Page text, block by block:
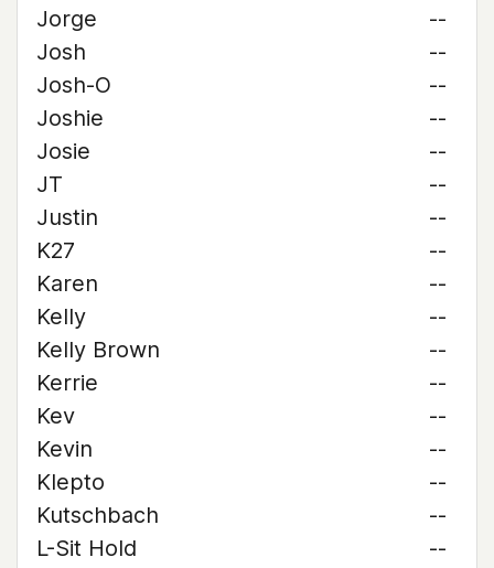
Jorge
--
Josh
--
Josh-O
--
Joshie
--
Josie
--
JT
--
Justin
--
K27
--
Karen
--
Kelly
--
Kelly Brown
--
Kerrie
--
Kev
--
Kevin
--
Klepto
--
Kutschbach
--
L-Sit Hold
--